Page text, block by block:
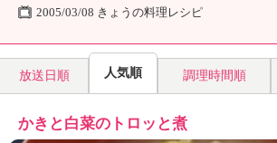
2005/03/08 きょうの料理レシピ
放送日順 人気順 調理時間順
かきと白菜のトロッと煮